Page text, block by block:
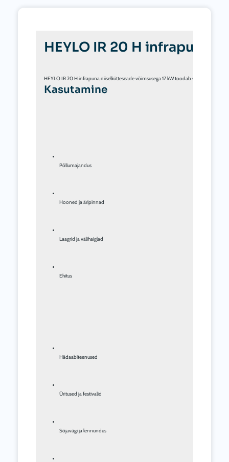
HEYLO IR 20 H infrapuna
Kasutamine
Põllumajandus
Hooned ja äripinnad
Laagrid ja välihaiglad
Ehitus
Hädaabiteenused
Üritused ja festivalid
Sõjavägi ja lennundus